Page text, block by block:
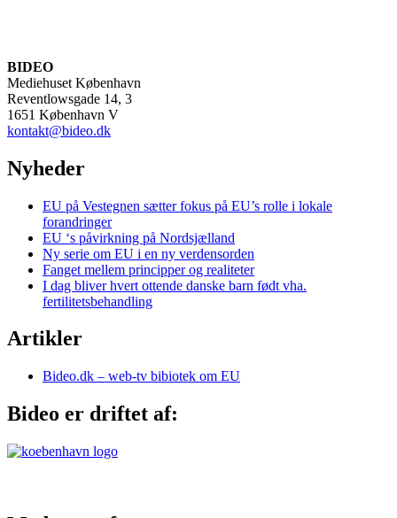
BIDEO
Mediehuset København
Reventlowsgade 14, 3
1651 København V
kontakt@bideo.dk
Nyheder
EU på Vestegnen sætter fokus på EU’s rolle i lokale
forandringer
EU ‘s påvirkning på Nordsjælland
Ny serie om EU i en ny verdensorden
Fanget mellem principper og realiteter
I dag bliver hvert ottende danske barn født vha.
fertilitetsbehandling
Artikler
Bideo.dk – web-tv bibiotek om EU
Bideo er driftet af: